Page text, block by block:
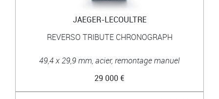
JAEGER-LECOULTRE
REVERSO TRIBUTE CHRONOGRAPH
49,4 x 29,9 mm, acier, remontage manuel
29 000 €